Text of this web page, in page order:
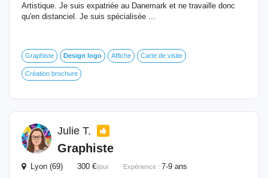
Artistique. Je suis expatriée au Danemark et ne travaille donc
qu'en distanciel. Je suis spécialisée ...
Graphiste Design logo Affiche Carte de visite
Création brochure
Julie T.
Graphiste
Lyon (69) 300 €/jour Expérience : 7-9 ans